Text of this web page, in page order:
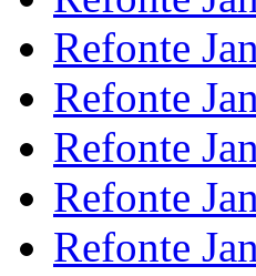
Refonte
Refonte
Refonte
Refonte
Refonte